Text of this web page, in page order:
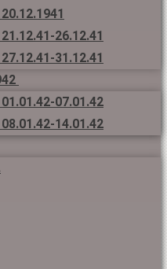
26.12.41
31.12.41
07.01.42
14.01.42